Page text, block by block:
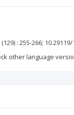
(129) : 255-266;
other language